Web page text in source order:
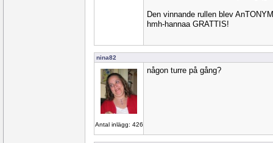
Den vinnande rullen blev
hmh-hannaa GRATTIS!
nina82
Antal inlägg: 426
någon turre på gång?